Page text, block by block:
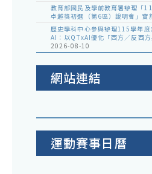
教育部國民及學前教育署辦理「
卓越獎初選（第6區）說明會」實
歷史學科中心參與辦理115學年
AI：以QTxAI優化「西方／反西方
2026-08-10
網站連結
運動賽事日曆